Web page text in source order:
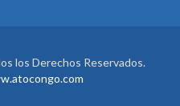
los Derechos Reservados.